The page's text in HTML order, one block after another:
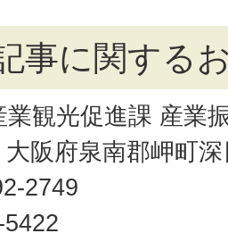
事に関する
観光促進課 産業
阪府泉南郡岬町深
2749